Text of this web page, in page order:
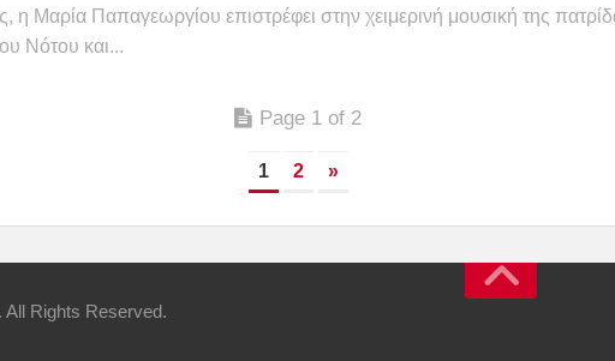
η Μαρία Παπαγεωργίου επιστρέφει στην χειμερινή μουσική της
Νότου και...
Page 1 of 2
1 2 »
Rights Reserved.